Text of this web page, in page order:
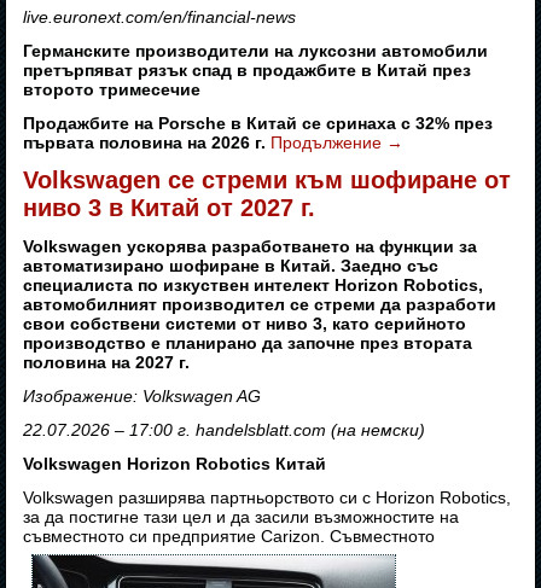
live.euronext.com/en/financial-news
Германските производители на луксозни автомобили
претърпяват рязък спад в продажбите в Китай през
второто тримесечие
Продажбите на Porsche в Китай се сринаха с 32% през
първата половина на 2026 г. Продължение →
Volkswagen се стреми към шофиране от
ниво 3 в Китай от 2027 г.
Volkswagen ускорява разработването на функции за
автоматизирано шофиране в Китай. Заедно със
специалиста по изкуствен интелект Horizon Robotics,
автомобилният производител се стреми да разработи
свои собствени системи от ниво 3, като серийното
производство е планирано да започне през втората
половина на 2027 г.
Изображение: Volkswagen AG
22.07.2026 – 17:00 г. handelsblatt.com (на немски)
Volkswagen Horizon Robotics Китай
Volkswagen разширява партньорството си с Horizon Robotics,
за да постигне тази цел и да засили възможностите на
съвместното си предприятие Carizon. Съвместното